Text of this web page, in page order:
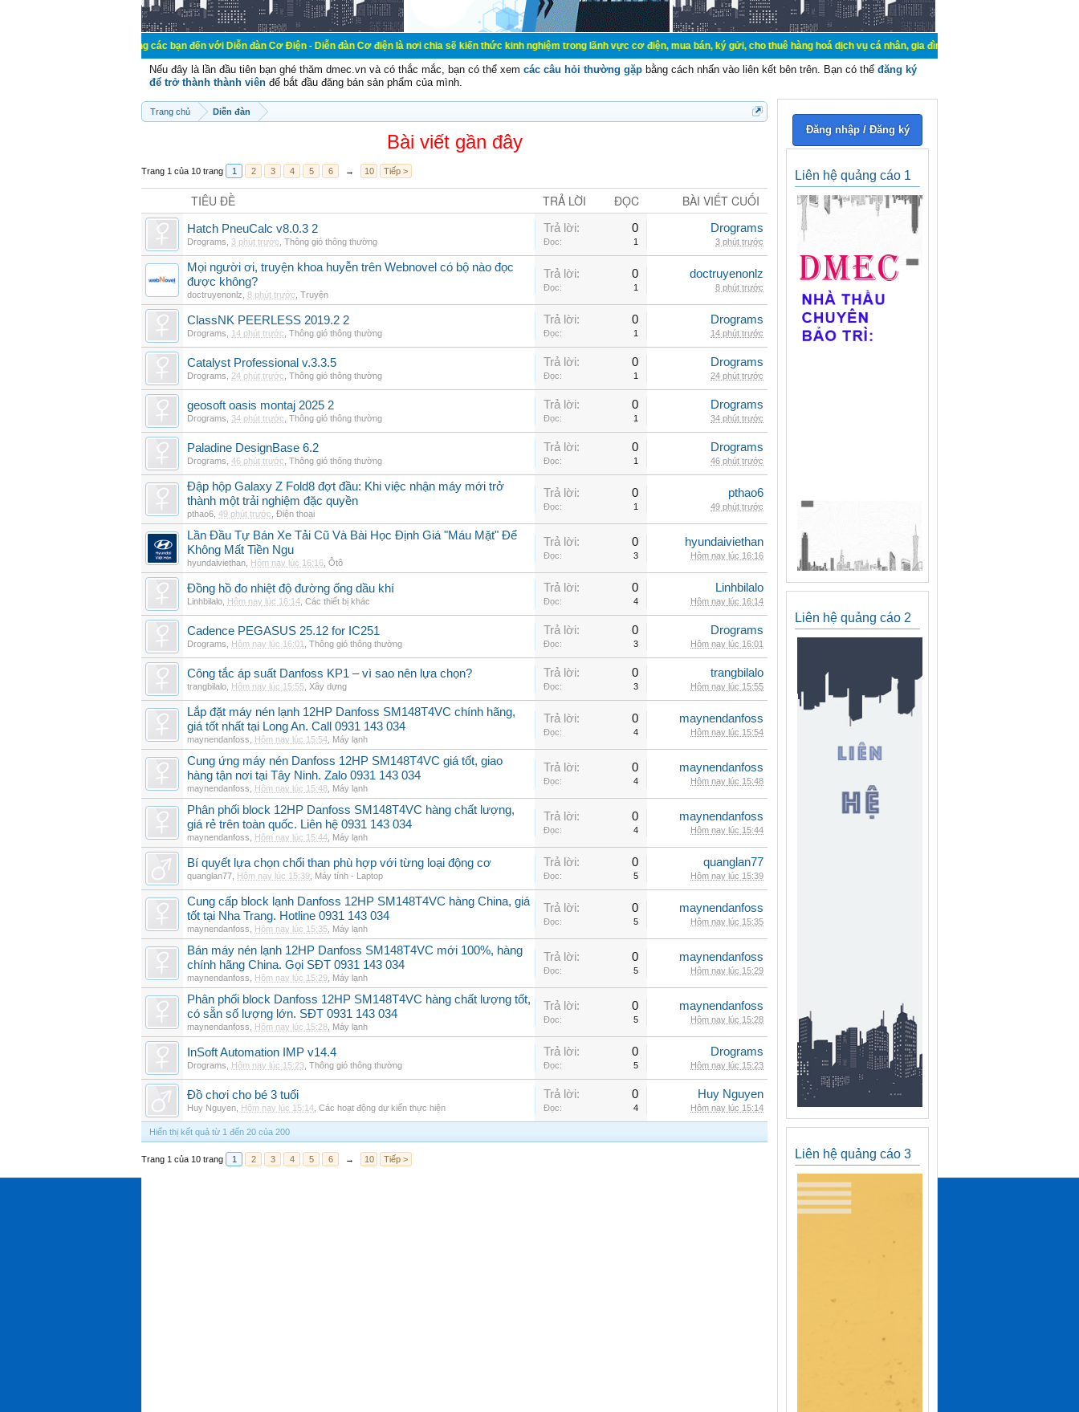
Chào mừng các bạn đến với Diễn đàn Cơ Điện - Diễn đàn Cơ điện là nơi chia sẽ kiến thức kinh nghiệm trong lãnh vực cơ điện, mua bán, ký gửi, cho thuê hàng hoá dịch vụ cá nhân, gia đình. Mua bán, ký gửi, cho thuê thiết bị
Nếu đây là lần đầu tiên bạn ghé thăm dmec.vn và có thắc mắc, bạn có thể xem các câu hỏi thường gặp bằng cách nhấn vào liên kết bên trên. Bạn có thể đăng ký
để trở thành thành viên để bắt đầu đăng bán sản phẩm của mình.
Trang chủ Diễn đàn
Bài viết gần đây
Trang 1 của 10 trang 1 2 3 4 5 6 → 10 Tiếp >
TIÊU ĐỀ TRẢ LỜI ĐỌC BÀI VIẾT CUỐI
Hatch PneuCalc v8.0.3 2
Drograms 3 phút trước Thông gió thông thường
Trả lời: 0
Đọc: 1
Drograms
3 phút trước
Mọi người ơi, truyện khoa huyễn trên Webnovel có bộ nào đọc
được không?
doctruyenonlz 8 phút trước Truyện
Trả lời: 0
Đọc: 1
doctruyenonlz
8 phút trước
ClassNK PEERLESS 2019.2 2
Drograms 14 phút trước Thông gió thông thường
Trả lời: 0
Đọc: 1
Drograms
14 phút trước
Catalyst Professional v.3.3.5
Drograms 24 phút trước Thông gió thông thường
Trả lời: 0
Đọc: 1
Drograms
24 phút trước
geosoft oasis montaj 2025 2
Drograms 34 phút trước Thông gió thông thường
Trả lời: 0
Đọc: 1
Drograms
34 phút trước
Paladine DesignBase 6.2
Drograms 46 phút trước Thông gió thông thường
Trả lời: 0
Đọc: 1
Drograms
46 phút trước
Đập hộp Galaxy Z Fold8 đợt đầu: Khi việc nhận máy mới trở
thành một trải nghiệm đặc quyền
pthao6 49 phút trước Điện thoại
Trả lời: 0
Đọc: 1
pthao6
49 phút trước
Lần Đầu Tự Bán Xe Tải Cũ Và Bài Học Định Giá "Máu Mặt" Để
Không Mất Tiền Ngu
hyundaiviethan Hôm nay lúc 16:16 Ôtô
Trả lời: 0
Đọc: 3
hyundaiviethan
Hôm nay lúc 16:16
Đồng hồ đo nhiệt độ đường ống dầu khí
Linhbilalo Hôm nay lúc 16:14 Các thiết bị khác
Trả lời: 0
Đọc: 4
Linhbilalo
Hôm nay lúc 16:14
Cadence PEGASUS 25.12 for IC251
Drograms Hôm nay lúc 16:01 Thông gió thông thường
Trả lời: 0
Đọc: 3
Drograms
Hôm nay lúc 16:01
Công tắc áp suất Danfoss KP1 – vì sao nên lựa chọn?
trangbilalo Hôm nay lúc 15:55 Xây dựng
Trả lời: 0
Đọc: 3
trangbilalo
Hôm nay lúc 15:55
Lắp đặt máy nén lạnh 12HP Danfoss SM148T4VC chính hãng,
giá tốt nhất tại Long An. Call 0931 143 034
maynendanfoss Hôm nay lúc 15:54 Máy lạnh
Trả lời: 0
Đọc: 4
maynendanfoss
Hôm nay lúc 15:54
Cung ứng máy nén Danfoss 12HP SM148T4VC giá tốt, giao
hàng tận nơi tại Tây Ninh. Zalo 0931 143 034
maynendanfoss Hôm nay lúc 15:48 Máy lạnh
Trả lời: 0
Đọc: 4
maynendanfoss
Hôm nay lúc 15:48
Phân phối block 12HP Danfoss SM148T4VC hàng chất lượng,
giá rẻ trên toàn quốc. Liên hệ 0931 143 034
maynendanfoss Hôm nay lúc 15:44 Máy lạnh
Trả lời: 0
Đọc: 4
maynendanfoss
Hôm nay lúc 15:44
Bí quyết lựa chọn chổi than phù hợp với từng loại động cơ
quanglan77 Hôm nay lúc 15:39 Máy tính - Laptop
Trả lời: 0
Đọc: 5
quanglan77
Hôm nay lúc 15:39
Cung cấp block lạnh Danfoss 12HP SM148T4VC hàng China, giá
tốt tại Nha Trang. Hotline 0931 143 034
maynendanfoss Hôm nay lúc 15:35 Máy lạnh
Trả lời: 0
Đọc: 5
maynendanfoss
Hôm nay lúc 15:35
Bán máy nén lạnh 12HP Danfoss SM148T4VC mới 100%, hàng
chính hãng China. Gọi SĐT 0931 143 034
maynendanfoss Hôm nay lúc 15:29 Máy lạnh
Trả lời: 0
Đọc: 5
maynendanfoss
Hôm nay lúc 15:29
Phân phối block Danfoss 12HP SM148T4VC hàng chất lượng tốt,
có sẵn số lượng lớn. SĐT 0931 143 034
maynendanfoss Hôm nay lúc 15:28 Máy lạnh
Trả lời: 0
Đọc: 5
maynendanfoss
Hôm nay lúc 15:28
InSoft Automation IMP v14.4
Drograms Hôm nay lúc 15:23 Thông gió thông thường
Trả lời: 0
Đọc: 5
Drograms
Hôm nay lúc 15:23
Đồ chơi cho bé 3 tuổi
Huy Nguyen Hôm nay lúc 15:14 Các hoạt động dự kiến thực hiện
Trả lời: 0
Đọc: 4
Huy Nguyen
Hôm nay lúc 15:14
Hiển thị kết quả từ 1 đến 20 của 200
Trang 1 của 10 trang 1 2 3 4 5 6 → 10 Tiếp >
Đăng nhập / Đăng ký
Liên hệ quảng cáo 1
Liên hệ quảng cáo 2
Liên hệ quảng cáo 3